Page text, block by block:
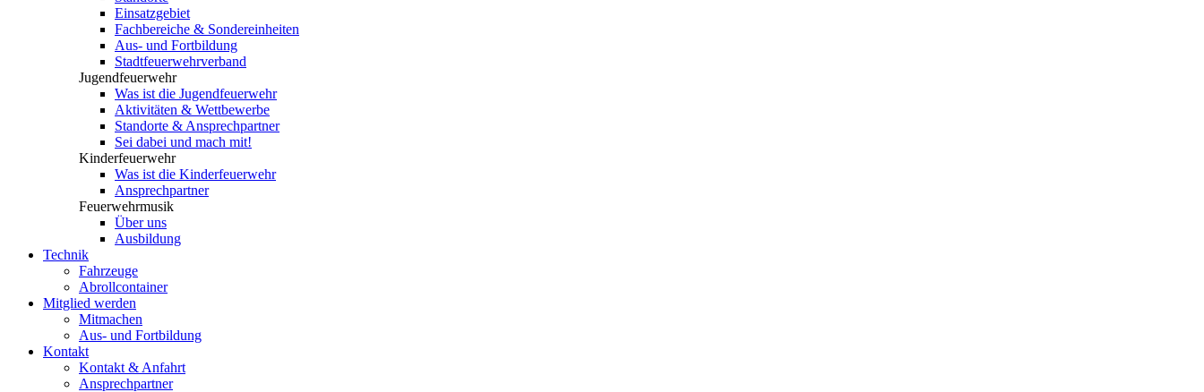
Einsatzgebiet
Fachbereiche & Sondereinheiten
Aus- und Fortbildung
Stadtfeuerwehrverband
Jugendfeuerwehr
Was ist die Jugendfeuerwehr
Aktivitäten & Wettbewerbe
Standorte & Ansprechpartner
Sei dabei und mach mit!
Kinderfeuerwehr
Was ist die Kinderfeuerwehr
Ansprechpartner
Feuerwehrmusik
Über uns
Ausbildung
Technik
Fahrzeuge
Abrollcontainer
Mitglied werden
Mitmachen
Aus- und Fortbildung
Kontakt
Kontakt & Anfahrt
Ansprechpartner